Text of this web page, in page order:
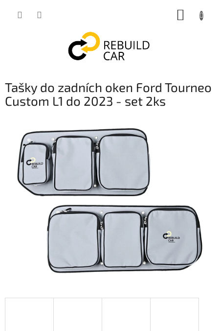
Tašky do zadních oken Ford Tourneo
Custom L1 do 2023 - set 2ks